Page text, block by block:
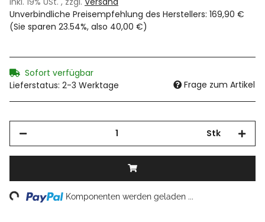
Unverbindliche Preisempfehlung des Herstellers: 169,90 €
(Sie sparen 23.54%, also 40,00 €)
Sofort verfügbar
Lieferstatus: 2-3 Werktage
Frage zum Artikel
Stk
Loading... Komponenten werden geladen ...